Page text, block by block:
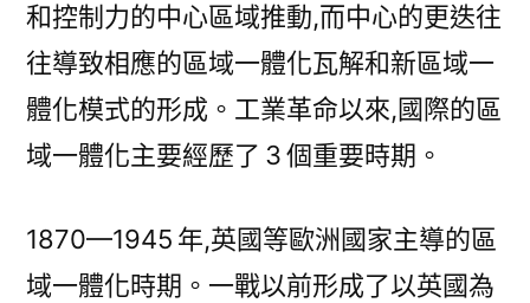
和控制力的中心區域推動,而中心的更迭往
往導致相應的區域一體化瓦解和新區域一
體化模式的形成。工業革命以來,國際的區
域一體化主要經歷了 3 個重要時期。
1870—1945 年,英國等歐洲國家主導的區
域一體化時期。一戰以前形成了以英國為